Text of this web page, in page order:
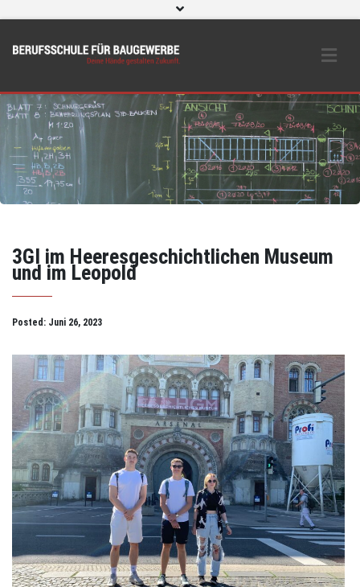
3GI im Heeresgeschichtlichen Museum
und im Leopold
Posted: Juni 26, 2023